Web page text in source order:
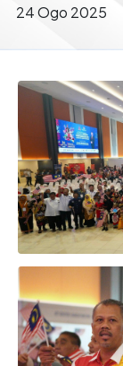
24 Ogo 2025